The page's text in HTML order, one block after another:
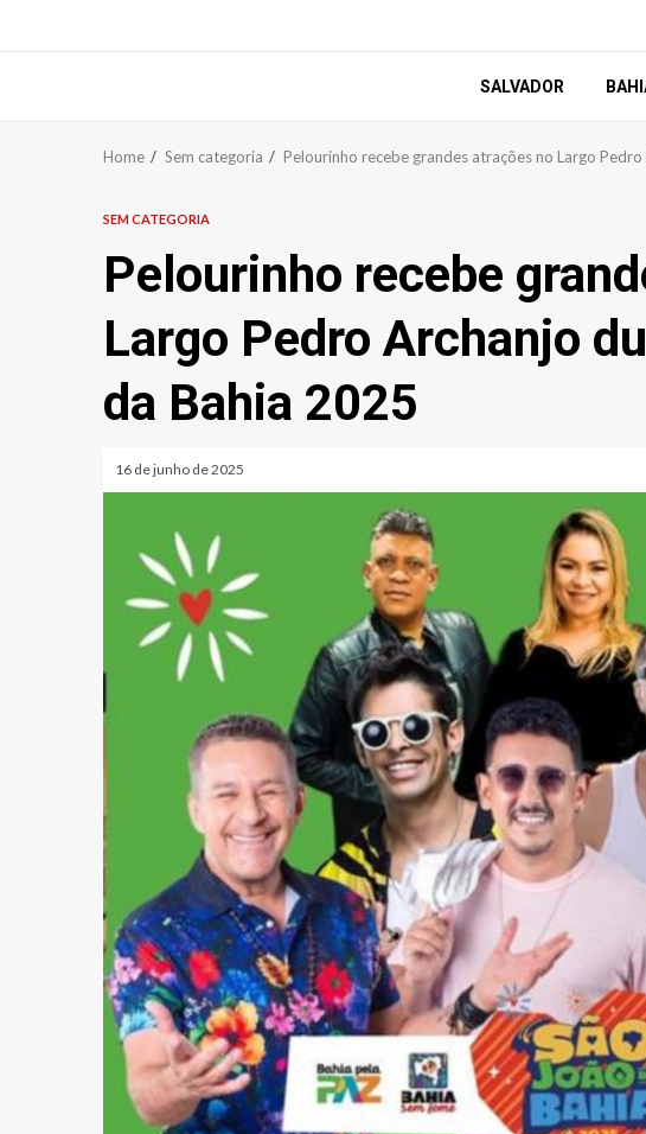
SALVADOR
Home Sem categoria Pelourinho recebe grandes atrações no Largo
SEM CATEGORIA
Pelourinho recebe
Largo Pedro Archanjo
da Bahia 2025
16 de junho de 2025